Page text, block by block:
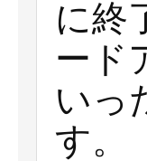
に終
ード
いっ
す。